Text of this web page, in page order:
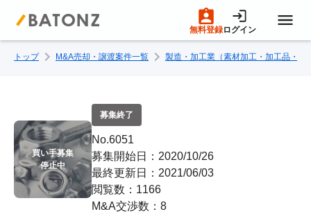
無料登録ログイン
トップページ
M&A案件一覧
売りたい方へ
買いたい方へ
トップ M&A売却・譲渡案件一覧 製造・加工業（素材加工・加工品・部
買い手募集
停止中
募集終了
No.6051
募集開始日：2020/10/26
最終更新日：2021/06/03
閲覧数：1166
M&A交渉数：8